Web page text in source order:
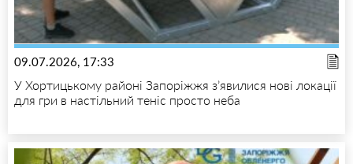
09.07.2026, 17:33
У Хортицькому районі Запоріжжя з’явилися нові локації
для гри в настільний теніс просто неба